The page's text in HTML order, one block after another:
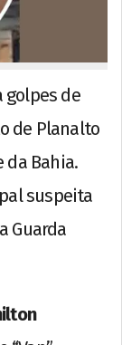
golpes de
de Planalto
da Bahia.
suspeita
Guarda